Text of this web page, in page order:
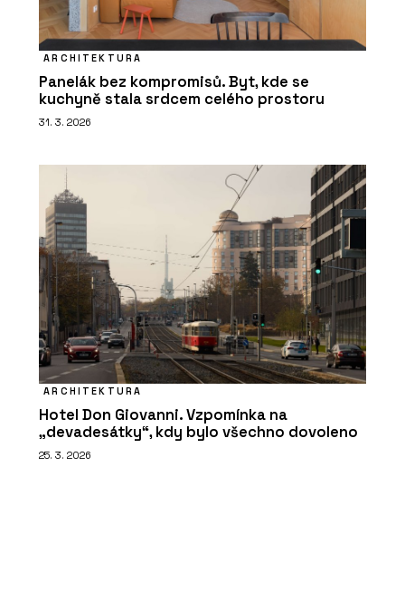
ARCHITEKTURA
Panelák bez kompromisů. Byt, kde se
kuchyně stala srdcem celého prostoru
31. 3. 2026
ARCHITEKTURA
Hotel Don Giovanni. Vzpomínka na
„devadesátky“, kdy bylo všechno dovoleno
25. 3. 2026